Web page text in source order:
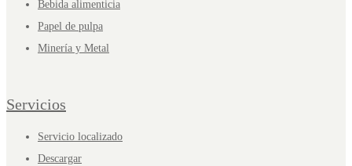
Bebida alimenticia
Papel de pulpa
Minería y Metal
Servicios
Servicio localizado
Descargar